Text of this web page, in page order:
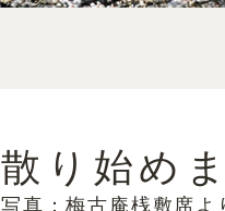
散り始め
写真：梅古庵桟敷席